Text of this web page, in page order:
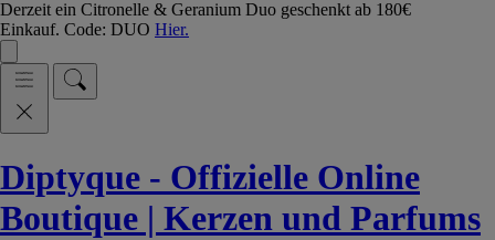
Derzeit ein Citronelle & Geranium Duo geschenkt ab 180€
Einkauf. Code: DUO Hier.
Diptyque - Offizielle Online
Boutique | Kerzen und Parfums